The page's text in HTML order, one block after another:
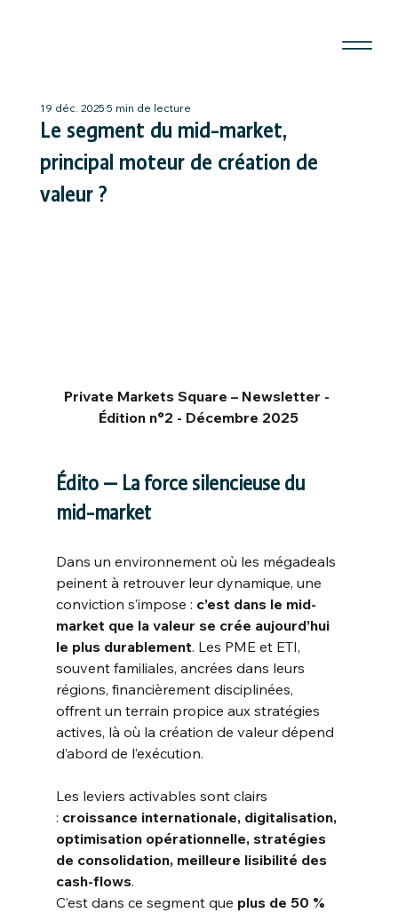
Le segment du mid-market,
principal moteur de création de
valeur ?
19 déc. 20255 min de lecture
Private Markets Square – Newsletter -
Édition n°2 - Décembre 2025
Édito — La force silencieuse du
mid-market
Dans un environnement où les mégadeals
peinent à retrouver leur dynamique, une
conviction s’impose : c’est dans le mid-
market que la valeur se crée aujourd’hui
le plus durablement. Les PME et ETI,
souvent familiales, ancrées dans leurs
régions, financièrement disciplinées,
offrent un terrain propice aux stratégies
actives, là où la création de valeur dépend
d’abord de l’exécution.
Les leviers activables sont clairs
: croissance internationale, digitalisation,
optimisation opérationnelle, stratégies
de consolidation, meilleure lisibilité des
cash-flows.
C’est dans ce segment que plus de 50 %